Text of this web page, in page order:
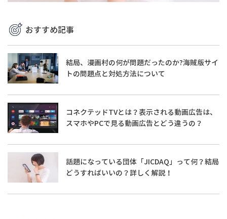
おすすめ記事
結局、漫画村の何が問題だったのか?海賊版サイ
トの問題点と対処方法について
コネクテッドTVとは？表示される動画広告は、
スマホやPCで見る動画広告とどう違うの？
話題になっている団体「JICDAQ」って何？結局
どうすればいいの？詳しく解説！